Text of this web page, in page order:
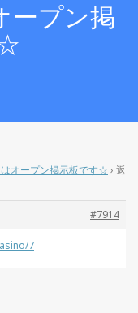
ープン掲
オープン掲示板です☆ › 返
#7914
7